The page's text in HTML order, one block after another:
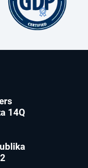
14Q